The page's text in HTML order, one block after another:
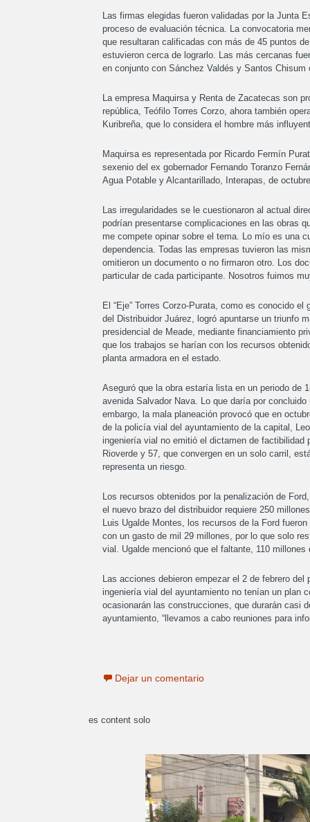
Las firmas elegidas fueron validadas por la Junta
proceso de evaluación técnica. La convocatoria
que resultaran calificadas con más de 45 puntos
estuvieron cerca de lograrlo. Las más cercanas
en conjunto con Sánchez Valdés y Santos Chisum
La empresa Maquirsa y Renta de Zacatecas son
república, Teófilo Torres Corzo, ahora también
Kuribreña, que lo considera el hombre más
Maquirsa es representada por Ricardo Fermín
sexenio del ex gobernador Fernando Toranzo
Agua Potable y Alcantarillado, Interapas, de
Las irregularidades se le cuestionaron al actual
podrían presentarse complicaciones en las obras
me compete opinar sobre el tema. Lo mío es una
dependencia. Todas las empresas tuvieron las
omitieron un documento o no firmaron otro. Los
particular de cada participante. Nosotros fuimos
El “Eje” Torres Corzo-Purata, como es conocido
del Distribuidor Juárez, logró apuntarse un triunfo
presidencial de Meade, mediante financiamiento
que los trabajos se harían con los recursos
planta armadora en el estado.
Aseguró que la obra estaría lista en un periodo de
avenida Salvador Nava. Lo que daría por
embargo, la mala planeación provocó que en
de la policía vial del ayuntamiento de la capital,
ingeniería vial no emitió el dictamen de factibilidad
Rioverde y 57, que convergen en un solo carril,
representa un riesgo.
Los recursos obtenidos por la penalización de
el nuevo brazo del distribuidor requiere 250
Luis Ugalde Montes, los recursos de la Ford
con un gasto de mil 29 millones, por lo que solo
vial. Ugalde mencionó que el faltante, 110
Las acciones debieron empezar el 2 de febrero
ingeniería vial del ayuntamiento no tenían un plan
ocasionarán las construcciones, que durarán casi
ayuntamiento, “llevamos a cabo reuniones para
Dejar un comentario
es content solo